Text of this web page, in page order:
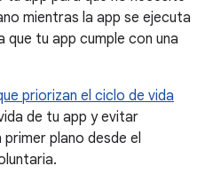
mientras la app se ejecuta
que tu app cumple con una
priorizan el ciclo de vida
de tu app y evitar
plano desde el